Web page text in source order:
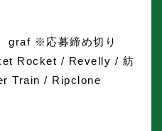
※応募締め切り
Rocket / Revelly / 紡
Train / Ripclone